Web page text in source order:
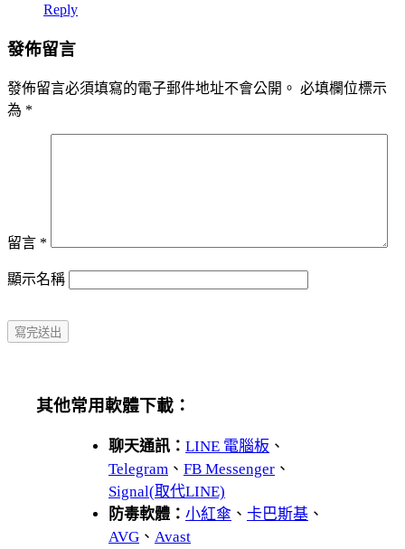
Reply
發佈留言
發佈留言必須填寫的電子郵件地址不會公開。 必填欄位標示
為 *
留言 *
顯示名稱
其他常用軟體下載：
聊天通訊： LINE 電腦板 、
Telegram 、 FB Messenger 、
Signal(取代LINE)
防毒軟體： 小紅傘 、 卡巴斯基 、
AVG 、 Avast